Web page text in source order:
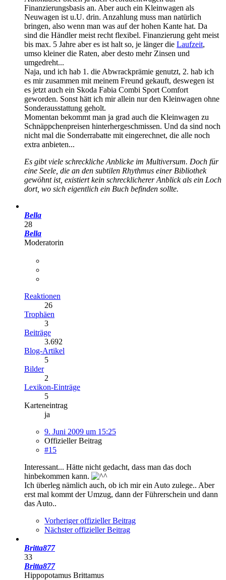
Finanzierungsbasis an. Aber auch ein Kleinwagen als
Neuwagen ist u.U. drin. Anzahlung muss man natürlich
bringen, also wenn man was auf der hohen Kante hat. Da
sind die Händler meist recht flexibel. Finanzierung geht meist
bis max. 5 Jahre aber es ist halt so, je länger die Laufzeit,
umso kleiner die Raten, aber desto mehr Zinsen und
umgedreht...
Naja, und ich hab 1. die Abwrackprämie genutzt, 2. hab ich
es mir zusammen mit meinem Freund gekauft, deswegen ist
es jetzt auch ein Skoda Fabia Combi Sport Comfort
geworden. Sonst hätt ich mir allein nur den Kleinwagen ohne
Sonderausstattung geholt.
Momentan bekommt man ja grad auch die Kleinwagen zu
Schnäppchenpreisen hinterhergeschmissen. Und da sind noch
nicht mal die Sonderrabatte mit eingerechnet, die alle noch
extra anbieten...
Es gibt viele schreckliche Anblicke im Multiversum. Doch für
eine Seele, die an den subtilen Rhythmus einer Bibliothek
gewöhnt ist, existiert kein schrecklicherer Anblick als ein Loch
dort, wo sich eigentlich ein Buch befinden sollte.
Bella
28
Bella
Moderatorin
Reaktionen
26
Trophäen
3
Beiträge
3.692
Blog-Artikel
5
Bilder
2
Lexikon-Einträge
5
Karteneintrag
ja
9. Juni 2009 um 15:25
Offizieller Beitrag
#15
Interessant... Hätte nicht gedacht, dass man das doch
hinbekommen kann.
Ich überleg nämlich auch, ob ich mir ein Auto zulege.. Aber
erst mal kommt der Umzug, dann der Führerschein und dann
das Auto..
Vorheriger offizieller Beitrag
Nächster offizieller Beitrag
Britta877
33
Britta877
Hippopotamus Brittamus